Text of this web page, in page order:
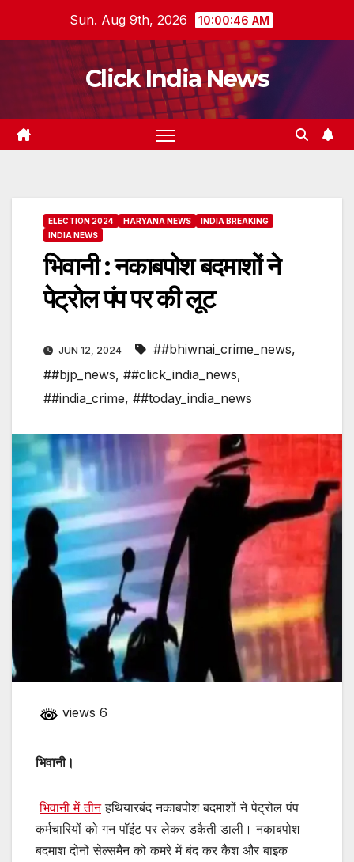
Sun. Aug 9th, 2026 10:00:47 AM
Click India News
ELECTION 2024 HARYANA NEWS
INDIA BREAKING
INDIA NEWS
भिवानी : नकाबपोश बदमाशों ने
पेट्रोल पंप पर की लूट
JUN 12, 2024 ##bhiwnai_crime_news,
##bjp_news, ##click_india_news,
##india_crime, ##today_india_news
views 6
भिवानी।
भिवानी में तीनहथियारबंद नकाबपोश बदमाशों ने पेट्रोल पंप
कर्मचारियों को गन पॉइंट पर लेकर डकैती डाली। नकाबपोश
बदमाश दोनों सेल्समैन को कमरे में बंद कर कैश और बाइक